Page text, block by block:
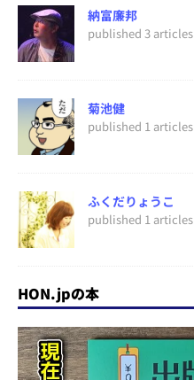
納富廉邦
published 3 articles
菊池健
published 1 articles
ふくだりょうこ
published 1 articles
HON.jpの本